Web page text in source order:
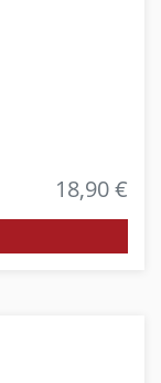
18,90 €